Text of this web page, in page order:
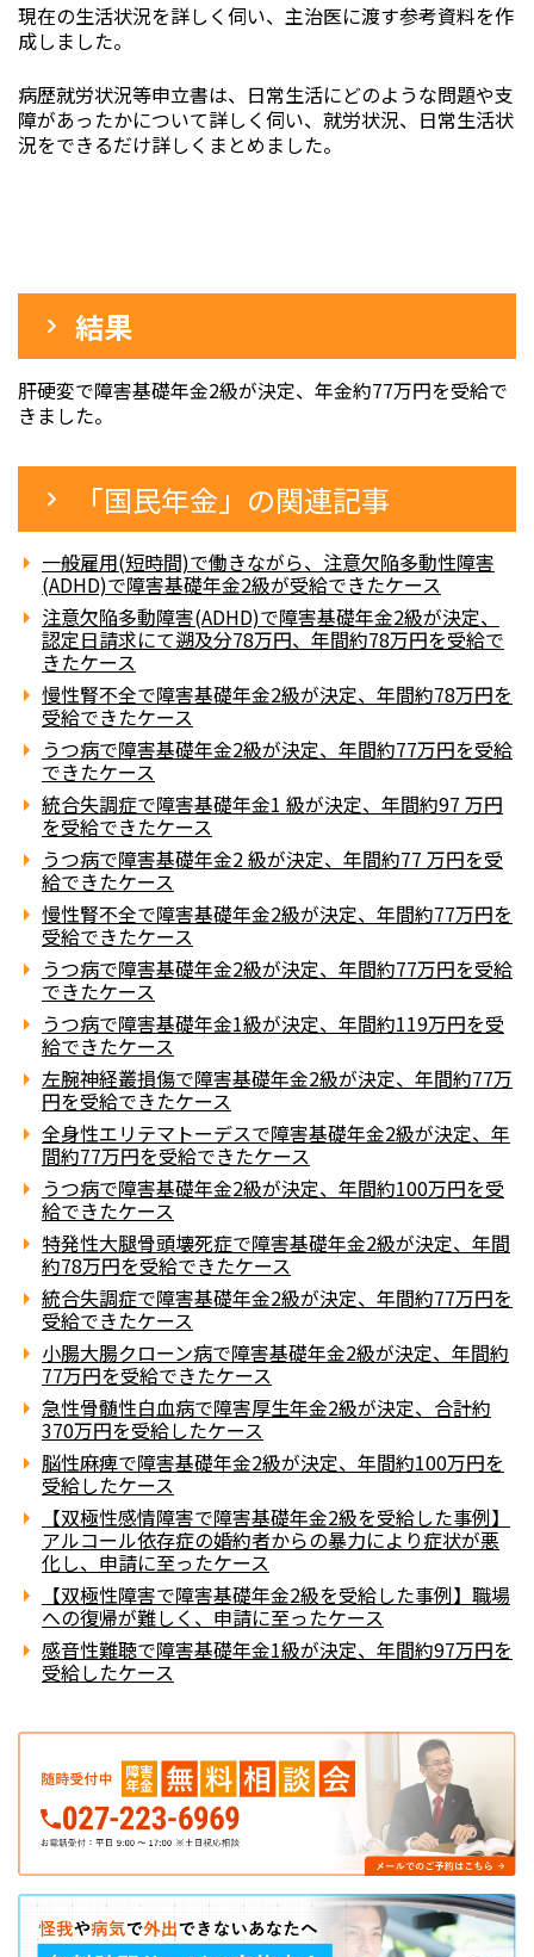
現在の生活状況を詳しく伺い、主治医に渡す参考資料を作
成しました。
病歴就労状況等申立書は、日常生活にどのような問題や支
障があったかについて詳しく伺い、就労状況、日常生活状
況をできるだけ詳しくまとめました。
結果
肝硬変で障害基礎年金2級が決定、年金約77万円を受給で
きました。
「国民年金」の関連記事
一般雇用(短時間)で働きながら、注意欠陥多動性障害
(ADHD)で障害基礎年金2級が受給できたケース
注意欠陥多動障害(ADHD)で障害基礎年金2級が決定、
認定日請求にて遡及分78万円、年間約78万円を受給で
きたケース
慢性腎不全で障害基礎年金2級が決定、年間約78万円を
受給できたケース
うつ病で障害基礎年金2級が決定、年間約77万円を受給
できたケース
統合失調症で障害基礎年金1 級が決定、年間約97 万円
を受給できたケース
うつ病で障害基礎年金2 級が決定、年間約77 万円を受
給できたケース
慢性腎不全で障害基礎年金2級が決定、年間約77万円を
受給できたケース
うつ病で障害基礎年金2級が決定、年間約77万円を受給
できたケース
うつ病で障害基礎年金1級が決定、年間約119万円を受
給できたケース
左腕神経叢損傷で障害基礎年金2級が決定、年間約77万
円を受給できたケース
全身性エリテマトーデスで障害基礎年金2級が決定、年
間約77万円を受給できたケース
うつ病で障害基礎年金2級が決定、年間約100万円を受
給できたケース
特発性大腿骨頭壊死症で障害基礎年金2級が決定、年間
約78万円を受給できたケース
統合失調症で障害基礎年金2級が決定、年間約77万円を
受給できたケース
小腸大腸クローン病で障害基礎年金2級が決定、年間約
77万円を受給できたケース
急性骨髄性白血病で障害厚生年金2級が決定、合計約
370万円を受給したケース
脳性麻痺で障害基礎年金2級が決定、年間約100万円を
受給したケース
【双極性感情障害で障害基礎年金2級を受給した事例】
アルコール依存症の婚約者からの暴力により症状が悪
化し、申請に至ったケース
【双極性障害で障害基礎年金2級を受給した事例】職場
への復帰が難しく、申請に至ったケース
感音性難聴で障害基礎年金1級が決定、年間約97万円を
受給したケース